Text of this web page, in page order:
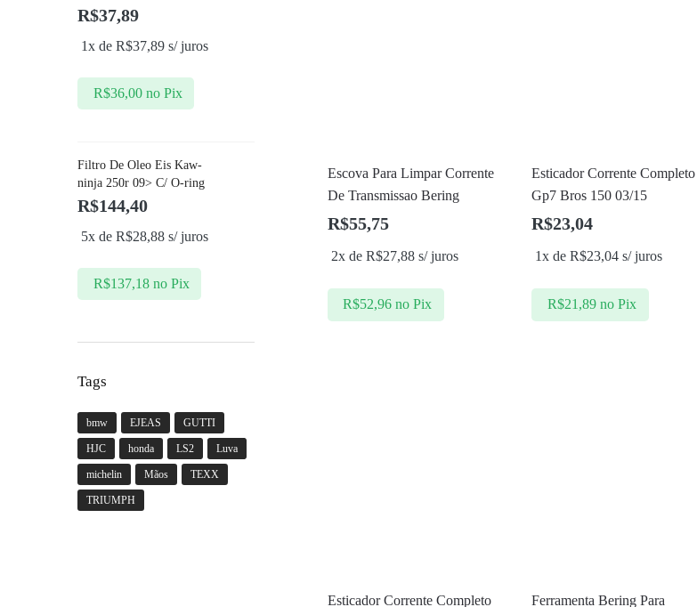
Escova Para Limpar Corrente
De Transmissao Bering
R$55,75
2x de R$27,88s/ juros
R$52,96 no Pix
Esticador Corrente Completo
Gp7 Bros 150 03/15
R$23,04
1x deR$23,04 s/ juros
R$21,89 no Pix
Esticador Corrente Completo Ferramenta Bering Para
R$37,89
1x de R$37,89 s/ juros
R$36,00 no Pix
Filtro De Oleo Eis Kaw-
ninja 250r 09> C/ O-ring
R$144,40
5x de R$28,88 s/ juros
R$137,18 no Pix
Tags
bmw EJEAS GUTTI
HJC honda LS2 Luva
michelin Mãos TEXX
TRIUMPH